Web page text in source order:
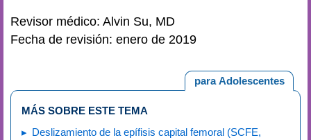
Revisor médico: Alvin Su, MD
Fecha de revisión: enero de 2019
para Adolescentes
MÁS SOBRE ESTE TEMA
Deslizamiento de la epífisis capital femoral (SCFE,